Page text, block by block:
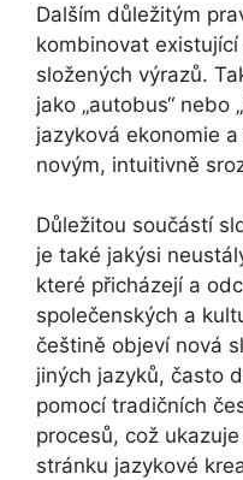
Dalším důležitým
kombinovat
složených výrazů.
jako „autobus“ nebo
jazyková ekonomie
novým, intuitivně
Důležitou součástí
je také jakýsi
které přicházejí a
společenských a
češtině objeví nová
jiných jazyků, často
pomocí tradičních
procesů, což
stránku jazykové